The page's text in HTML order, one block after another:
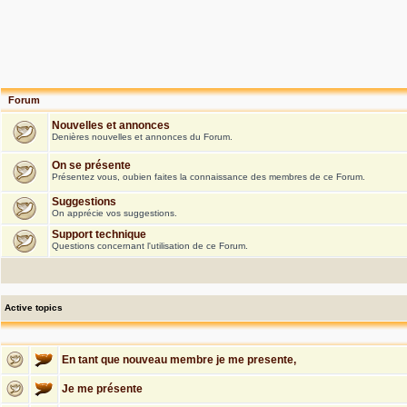
Forum
Nouvelles et annonces
Denières nouvelles et annonces du Forum.
On se présente
Présentez vous, oubien faites la connaissance des membres de ce Forum.
Suggestions
On apprécie vos suggestions.
Support technique
Questions concernant l'utilisation de ce Forum.
Active topics
En tant que nouveau membre je me presente,
Je me présente